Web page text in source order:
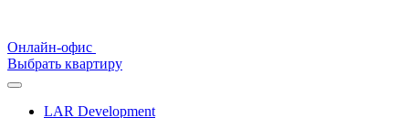
Онлайн-офис
Выбрать квартиру
LAR Development